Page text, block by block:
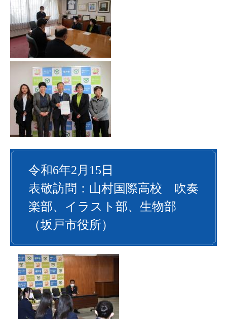
令和6年2月15日
表敬訪問：山村国際高校 吹奏
楽部、イラスト部、生物部
（坂戸市役所）